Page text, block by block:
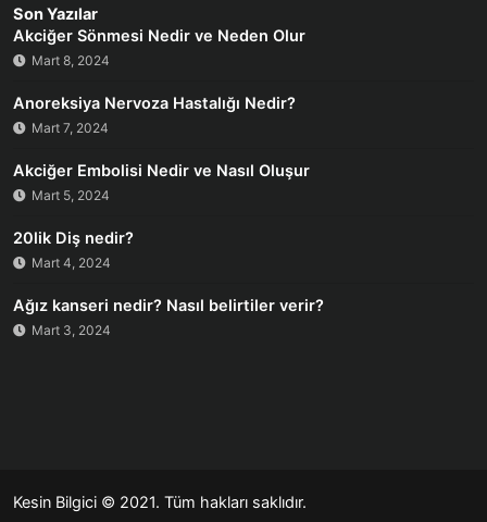
Son Yazılar
Akciğer Sönmesi Nedir ve Neden Olur
Mart 8, 2024
Anoreksiya Nervoza Hastalığı Nedir?
Mart 7, 2024
Akciğer Embolisi Nedir ve Nasıl Oluşur
Mart 5, 2024
20lik Diş nedir?
Mart 4, 2024
Ağız kanseri nedir? Nasıl belirtiler verir?
Mart 3, 2024
Kesin Bilgici © 2021. Tüm hakları saklıdır.